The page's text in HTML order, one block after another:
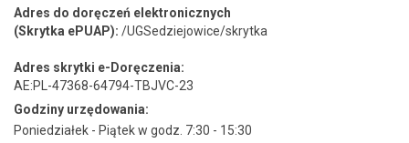
Adres do doręczeń elektronicznych
(Skrytka ePUAP): /UGSedziejowice/skrytka
Adres skrytki e-Doręczenia:
AE:PL-47368-64794-TBJVC-23
Godziny urzędowania:
Poniedziałek - Piątek w godz. 7:30 - 15:30